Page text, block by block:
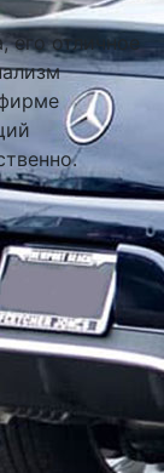
его отличное